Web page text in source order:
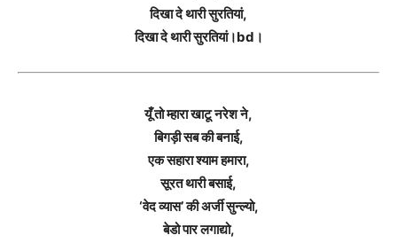
दिखा दे थारी सुरतियां,
दिखा दे थारी सुरतियां।bd।
यूँ तो म्हारा खाटू नरेश ने,
बिगड़ी सब की बनाई,
एक सहारा श्याम हमारा,
सूरत थारी बसाई,
‘वेद व्यास’ की अर्जी सुन्ल्यो,
बेडो पार लगाद्यो,